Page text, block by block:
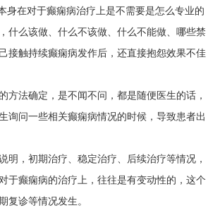
身在对于癫痫病治疗上是不需要是怎么专业的
什么该做、什么不该做、什么不能做、哪些禁
接触持续癫痫病发作后，还直接抱怨效果不佳
法确定，是不闻不问，都是随便医生的话，
询问一些相关癫痫病情况的时候，导致患者出
，初期治疗、稳定治疗、后续治疗等情况，
于癫痫病的治疗上，往往是有变动性的，这个
复诊等情况发生。